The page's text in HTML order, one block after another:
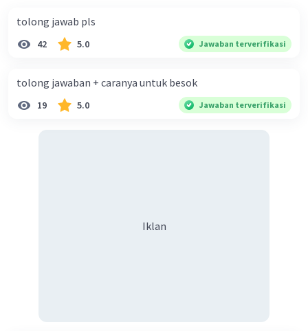
tolong jawab pls
42 5.0 Jawaban terverifikasi
tolong jawaban + caranya untuk besok
19 5.0 Jawaban terverifikasi
Iklan